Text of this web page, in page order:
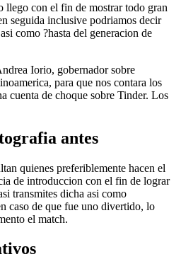
llego con el fin de mostrar todo gran
seguida inclusive podri­amos decir
como ?hasta del generacion de
Iorio, gobernador sobre
para que nos contara los
cuenta de choque sobre Tinder. Los
antes
quienes preferiblemente hacen el
de introduccion con el fin de lograr
transmites dicha asi­ como
caso de que fue uno divertido, lo
el match.